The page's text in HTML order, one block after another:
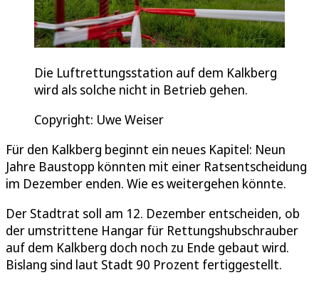
Die Luftrettungsstation auf dem Kalkberg
wird als solche nicht in Betrieb gehen.
Copyright: Uwe Weiser
Für den Kalkberg beginnt ein neues Kapitel: Neun
Jahre Baustopp könnten mit einer Ratsentscheidung
im Dezember enden. Wie es weitergehen könnte.
Der Stadtrat soll am 12. Dezember entscheiden, ob
der umstrittene Hangar für Rettungshubschrauber
auf dem Kalkberg doch noch zu Ende gebaut wird.
Bislang sind laut Stadt 90 Prozent fertiggestellt.